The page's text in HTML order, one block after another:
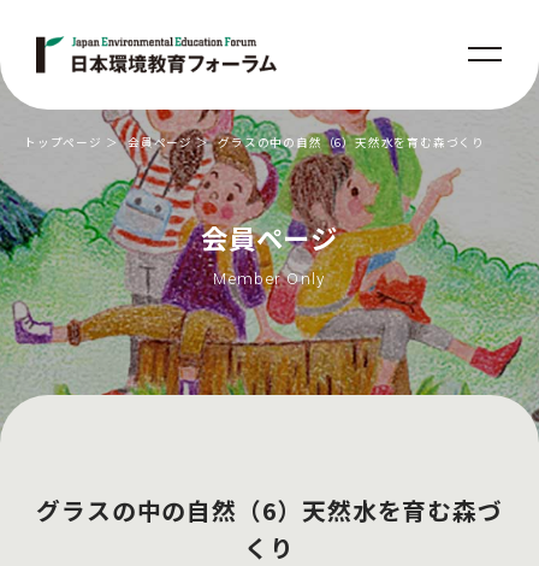
会員ページ
Member Only
トップページ 会員ページ グラスの中の自然（6）天然水を育む森づくり
グラスの中の自然（6）天然水を育む森づ
くり